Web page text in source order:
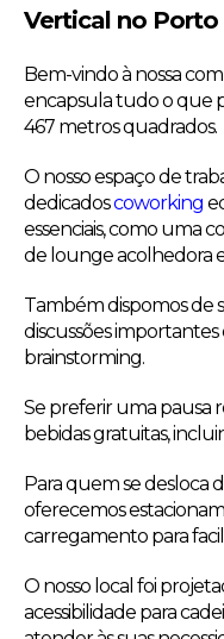
Vertical no Porto
Bem-vindo à nossa
encapsula tudo o que
467 metros quadrados.
O nosso espaço de
dedicadoscoworking
essenciais, como uma
de lounge acolhedora
Também dispomos de
discussões importantes
brainstorming.
Se preferir uma pausa
bebidas gratuitas,
Para quem se desloca
oferecemos
carregamento para
O nosso local foi
acessibilidade para